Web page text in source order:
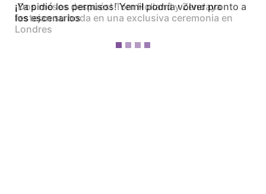
¡Dos meses después! Tom Holland y Zendaya
festejan su boda en una exclusiva ceremonia en
Londres